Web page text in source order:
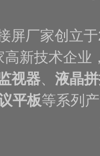
屏厂家创立
高新技术企
视器、 液晶
平板等系列